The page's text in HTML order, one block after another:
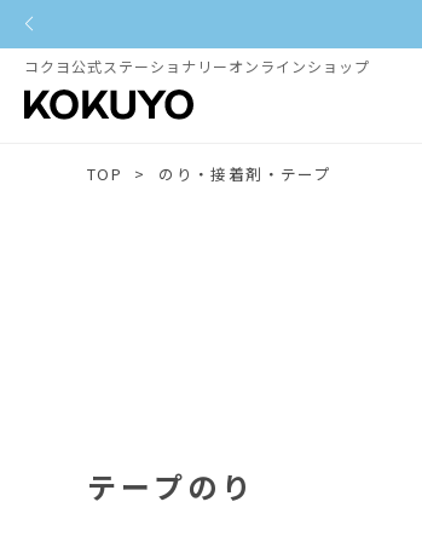
コクヨ公式ステーショナリーオンラインショップ
TOP のり・接着剤・テープ
テープのり